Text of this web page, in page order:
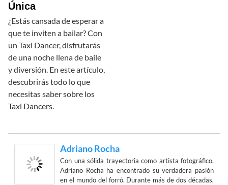
Única
¿Estás cansada de esperar a
que te inviten a bailar? Con
un Taxi Dancer, disfrutarás
de una noche llena de baile
y diversión. En este artículo,
descubrirás todo lo que
necesitas saber sobre los
Taxi Dancers.
Adriano Rocha
Con una sólida trayectoria como artista fotográfico,
Adriano Rocha ha encontrado su verdadera pasión
en el mundo del forró. Durante más de dos décadas,